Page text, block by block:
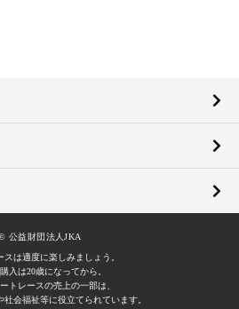
公益財団法人JKA
スは適度に楽しみましょう。
入は20歳になってから。
トレースの売上の一部は、
社会福祉等に役立てられています。